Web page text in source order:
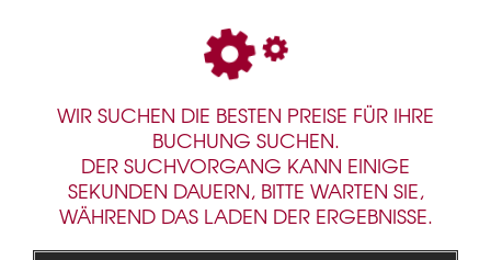
WIR SUCHEN DIE BESTEN PREISE FÜR IHRE
BUCHUNG SUCHEN.
DER SUCHVORGANG KANN EINIGE
SEKUNDEN DAUERN, BITTE WARTEN SIE,
WÄHREND DAS LADEN DER ERGEBNISSE.